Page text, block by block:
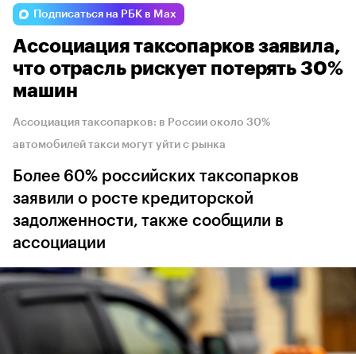
Подписаться на РБК в Max
Ассоциация таксопарков заявила,
что отрасль рискует потерять 30%
машин
Ассоциация таксопарков: в России около 30%
автомобилей такси могут уйти с рынка
Более 60% российских таксопарков
заявили о росте кредиторской
задолженности, также сообщили в
ассоциации